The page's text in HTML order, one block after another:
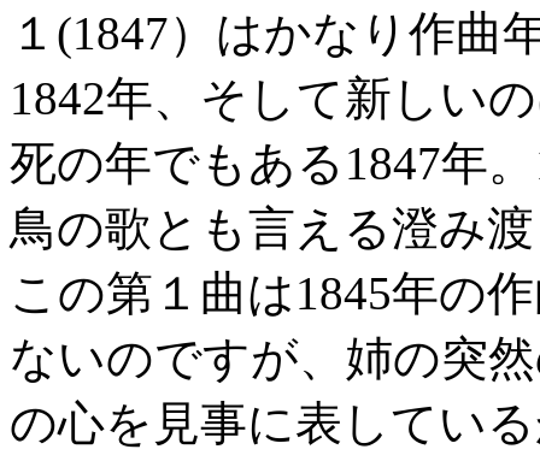
１(1847）はかなり作曲
1842年、そして新しい
死の年でもある1847年
鳥の歌とも言える澄み
この第１曲は1845年の
ないのですが、姉の突
の心を見事に表してい